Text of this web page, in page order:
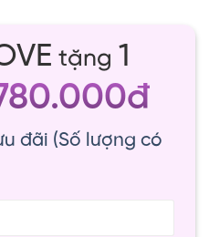
tặng 1
đãi (Số lượng có